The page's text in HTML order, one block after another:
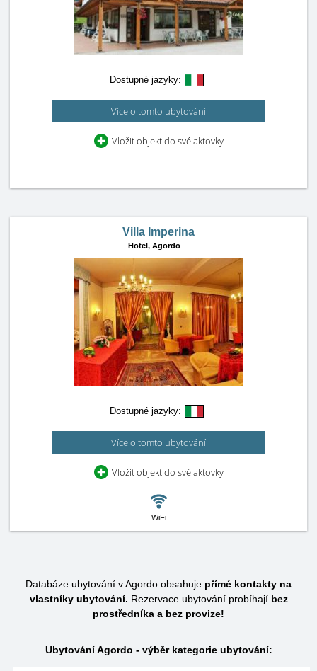
Dostupné jazyky:
Více o tomto ubytování
Vložit objekt do své aktovky
Villa Imperina
Hotel, Agordo
Dostupné jazyky:
Více o tomto ubytování
Vložit objekt do své aktovky
WiFi
Databáze ubytování v Agordo obsahuje přímé kontakty na
vlastníky ubytování. Rezervace ubytování probíhají bez
prostředníka a bez provize!
Ubytování Agordo - výběr kategorie ubytování: